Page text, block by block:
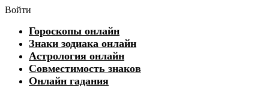
Войти
Гороскопы онлайн
Знаки зодиака онлайн
Астрология онлайн
Совместимость знаков
Онлайн гадания